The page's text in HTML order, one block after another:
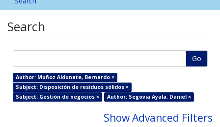
Search
Go
Author: Muñoz Aldunate, Bernardo ×
Subject: Disposición de residuos sólidos ×
Subject: Gestión de negocios ×
Author: Segovia Ayala, Daniel ×
Show Advanced Filters